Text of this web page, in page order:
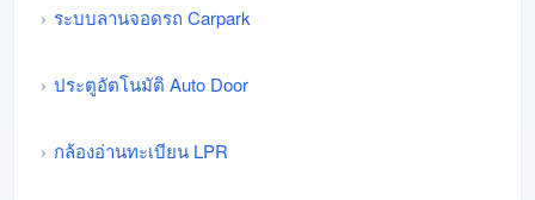
ระบบลานจอดรถ Carpark
ประตูอัตโนมัติ Auto Door
กล้องอ่านทะเบียน LPR